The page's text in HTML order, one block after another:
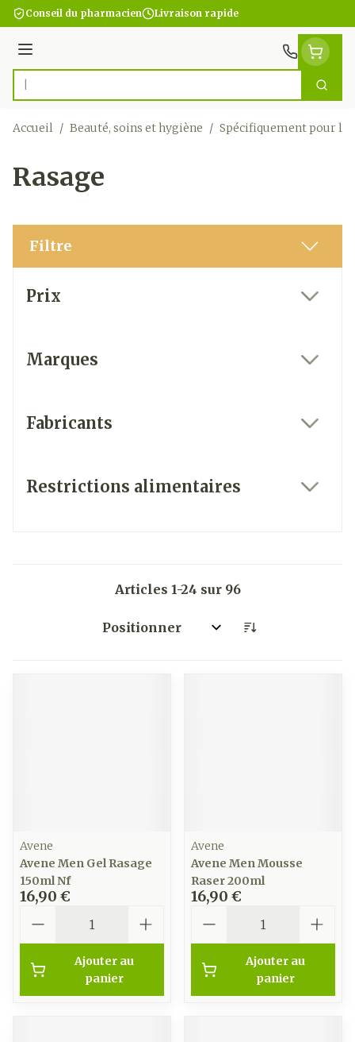
Aller au contenu
Conseil du pharmacien Livraison rapide
Menu
Rechercher
Accueil / Beauté, soins et hygiène / Spécifiquement pour
Rasage
Filtre
Prix
Marques
Fabricants
Restrictions alimentaires
Articles 1-24 sur 96
Trier par:
Avene
Avene Men Gel Rasage
150ml Nf
16,90 €
Ajouter au
panier
Avene
Avene Men Mousse
Raser 200ml
16,90 €
Ajouter au
panier